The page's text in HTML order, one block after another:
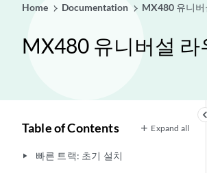
Home Documentation MX480 유니버
MX480 유니버설 라
Table of Contents Expand all
play_arrow 빠른 트랙: 초기 설치